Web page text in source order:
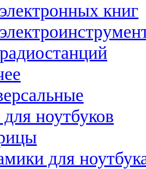
книг
ноутбуков
для